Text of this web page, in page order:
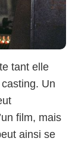
tant elle
Un
film, mais
ainsi se